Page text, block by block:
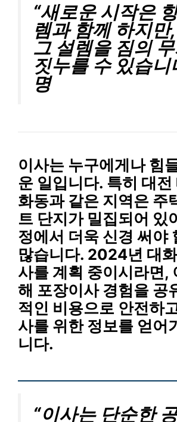
“새로운 시작은
렘과 함께 하지만
그 설렘을 짐의
짓누를 수 있습니
명
이사는 누구에게나 힘
운 일입니다. 특히 대전
화동과 같은 지역은 주
트 단지가 밀집되어 있
정에서 더욱 신경 써야
많습니다. 2024년 대
사를 계획 중이시라면,
해 포장이사 경험을 공
적인 비용으로 안전하
사를 위한 정보를 얻어
니다.
“이사는 단순한